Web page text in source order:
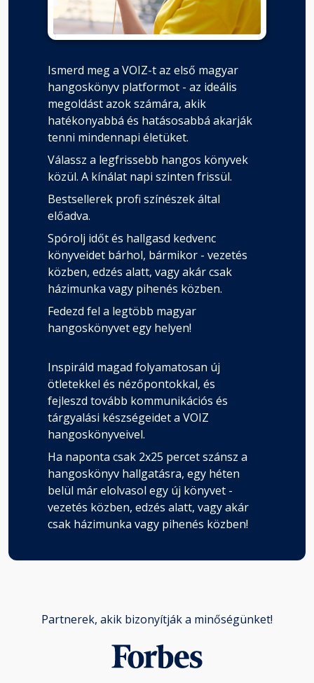
Ismerd meg a VOIZ-t az első magyar
hangoskönyv platformot - az ideális
megoldást azok számára, akik
hatékonyabbá és hatásosabbá akarják
tenni mindennapi életüket.
Válassz a legfrissebb hangos könyvek
közül. A kínálat napi szinten frissül.
Bestsellerek profi színészek által
előadva.
Spórolj időt és hallgasd kedvenc
könyveidet bárhol, bármikor - vezetés
közben, edzés alatt, vagy akár csak
házimunka vagy pihenés közben.
Fedezd fel a legtöbb magyar
hangoskönyvet egy helyen!
Inspiráld magad folyamatosan új
ötletekkel és nézőpontokkal, és
fejleszd tovább kommunikációs és
tárgyalási készségeidet a VOIZ
hangoskönyveivel.
Ha naponta csak 2x25 percet szánsz a
hangoskönyv hallgatásra, egy héten
belül már elolvasol egy új könyvet -
vezetés közben, edzés alatt, vagy akár
csak házimunka vagy pihenés közben!
Partnerek, akik bizonyítják a minőségünket!